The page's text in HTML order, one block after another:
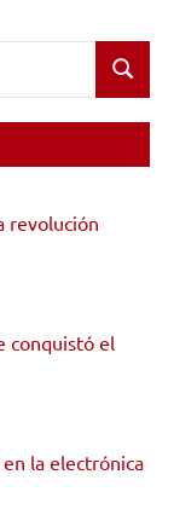
Buscar
revolución
conquistó el
la electrónica